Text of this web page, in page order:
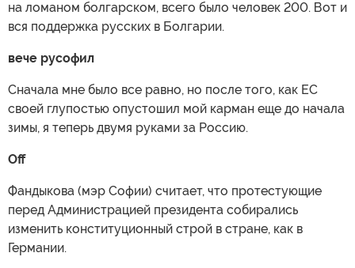
на ломаном болгарском, всего было человек 200. Вот и
вся поддержка русских в Болгарии.
вече русофил
Сначала мне было все равно, но после того, как ЕС
своей глупостью опустошил мой карман еще до начала
зимы, я теперь двумя руками за Россию.
Off
Фандыкова (мэр Софии) считает, что протестующие
перед Администрацией президента собирались
изменить конституционный строй в стране, как в
Германии.